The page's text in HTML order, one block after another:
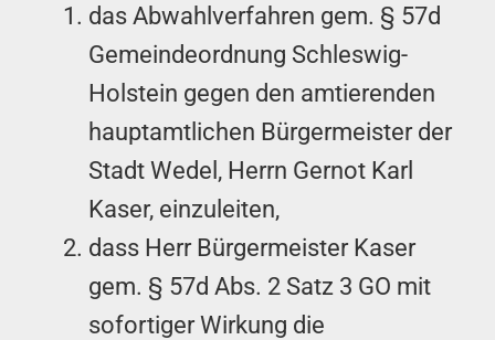
das Abwahlverfahren gem. § 57d
Gemeindeordnung Schleswig-
Holstein gegen den amtierenden
hauptamtlichen Bürgermeister der
Stadt Wedel, Herrn Gernot Karl
Kaser, einzuleiten,
dass Herr Bürgermeister Kaser
gem. § 57d Abs. 2 Satz 3 GO mit
sofortiger Wirkung die